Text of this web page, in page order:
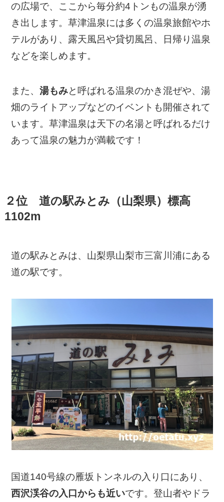
の広場で、ここから毎分約4トンもの温泉が湧
き出します。草津温泉には多くの温泉旅館やホ
テルがあり、露天風呂や貸切風呂、日帰り温泉
などを楽しめます。
また、湯もみと呼ばれる温泉のかき混ぜや、湯
畑のライトアップなどのイベントも開催されて
います。草津温泉は天下の名湯と呼ばれるだけ
あって温泉の魅力が満載です！
２位 道の駅みとみ（山梨県）標高
1102m
道の駅みとみは、山梨県山梨市三富川浦にある
道の駅です。
国道140号線の雁坂トンネルの入り口にあり、
西沢渓谷の入口からも近いです。登山者やドラ